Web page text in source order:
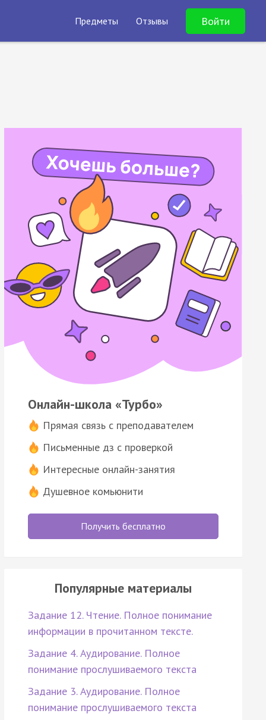
Предметы Отзывы Войти
Онлайн-школа «Турбо»
Прямая связь с преподавателем
Письменные дз с проверкой
Интересные онлайн-занятия
Душевное комьюнити
Получить бесплатно
Популярные материалы
Задание 12. Чтение. Полное понимание
информации в прочитанном тексте.
Задание 4. Аудирование. Полное
понимание прослушиваемого текста
Задание 3. Аудирование. Полное
понимание прослушиваемого текста